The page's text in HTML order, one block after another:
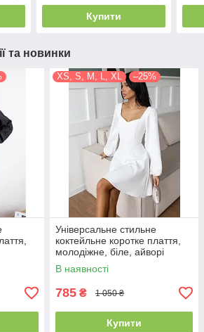
Купити
та новинки
XS, S, M, L, XL –25%
Універсальне стильне
коктейльне коротке плаття,
молодіжне, біле, айворі
В наявності
785 ₴ 1 050 ₴
Купити